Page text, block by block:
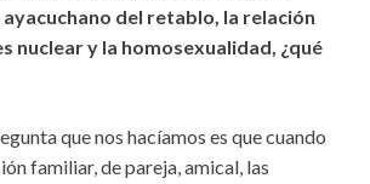
del retablo, la relación
nuclear y la homosexualidad, ¿qué
que nos hacíamos es que cuando
familiar, de pareja, amical, las